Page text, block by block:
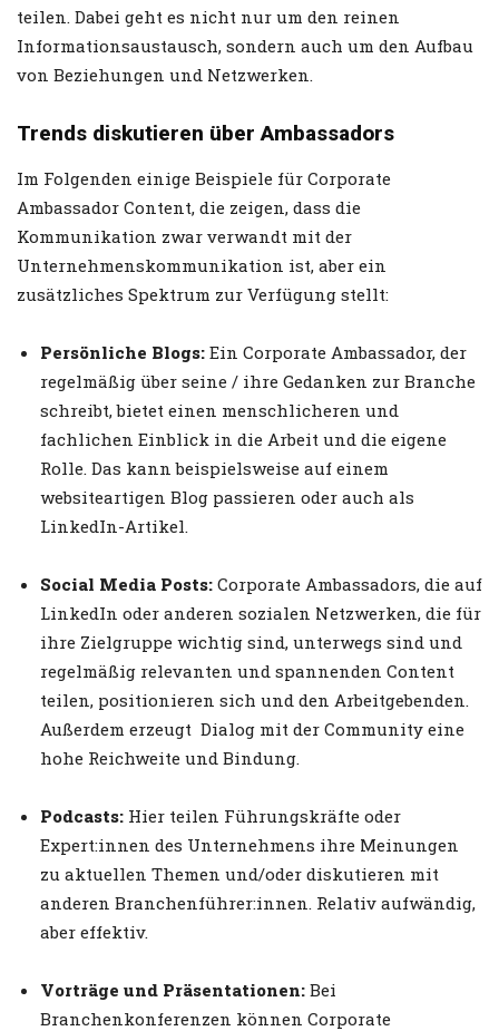
teilen. Dabei geht es nicht nur um den reinen
Informationsaustausch, sondern auch um den Aufbau
von Beziehungen und Netzwerken.
Trends diskutieren über Ambassadors
Im Folgenden einige Beispiele für Corporate
Ambassador Content, die zeigen, dass die
Kommunikation zwar verwandt mit der
Unternehmenskommunikation ist, aber ein
zusätzliches Spektrum zur Verfügung stellt:
Persönliche Blogs: Ein Corporate Ambassador, der
regelmäßig über seine / ihre Gedanken zur Branche
schreibt, bietet einen menschlicheren und
fachlichen Einblick in die Arbeit und die eigene
Rolle. Das kann beispielsweise auf einem
websiteartigen Blog passieren oder auch als
LinkedIn-Artikel.
Social Media Posts: Corporate Ambassadors, die auf
LinkedIn oder anderen sozialen Netzwerken, die für
ihre Zielgruppe wichtig sind, unterwegs sind und
regelmäßig relevanten und spannenden Content
teilen, positionieren sich und den Arbeitgebenden.
Außerdem erzeugt Dialog mit der Community eine
hohe Reichweite und Bindung.
Podcasts: Hier teilen Führungskräfte oder
Expert:innen des Unternehmens ihre Meinungen
zu aktuellen Themen und/oder diskutieren mit
anderen Branchenführer:innen. Relativ aufwändig,
aber effektiv.
Vorträge und Präsentationen: Bei
Branchenkonferenzen können Corporate